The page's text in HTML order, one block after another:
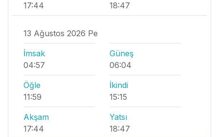
17:44
18:47
13 Ağustos 2026 Pe
İmsak
04:57
Güneş
06:04
Öğle
11:59
İkindi
15:15
Akşam
17:44
Yatsı
18:47